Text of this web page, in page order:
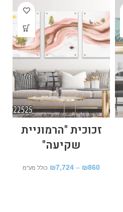
זכוכית "הרמוניית
שקיעה"
₪860
–
₪7,724 כולל מע"מ